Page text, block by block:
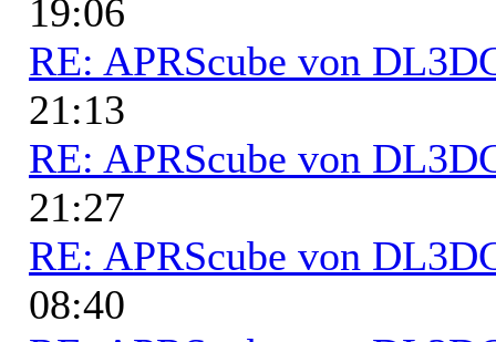
19:06
RE: APRScube von
21:13
RE: APRScube von
21:27
RE: APRScube von
08:40